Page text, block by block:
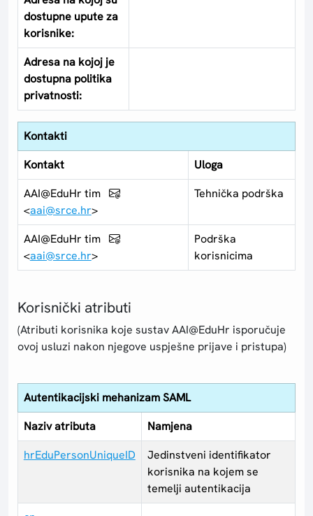
dostupne upute za
korisnike:
Adresa na kojoj je
dostupna politika
privatnosti:
Kontakti
Kontakt
Uloga
AAI@EduHr tim
<aai@srce.hr>
Tehnička podrška
AAI@EduHr tim
<aai@srce.hr>
Podrška
korisnicima
Korisnički atributi
(Atributi korisnika koje sustav AAI@EduHr isporučuje
ovoj usluzi nakon njegove uspješne prijave i pristupa)
Autentikacijski mehanizam SAML
Naziv atributa
Namjena
hrEduPersonUniqueID
Jedinstveni identifikator
korisnika na kojem se
temelji autentikacija